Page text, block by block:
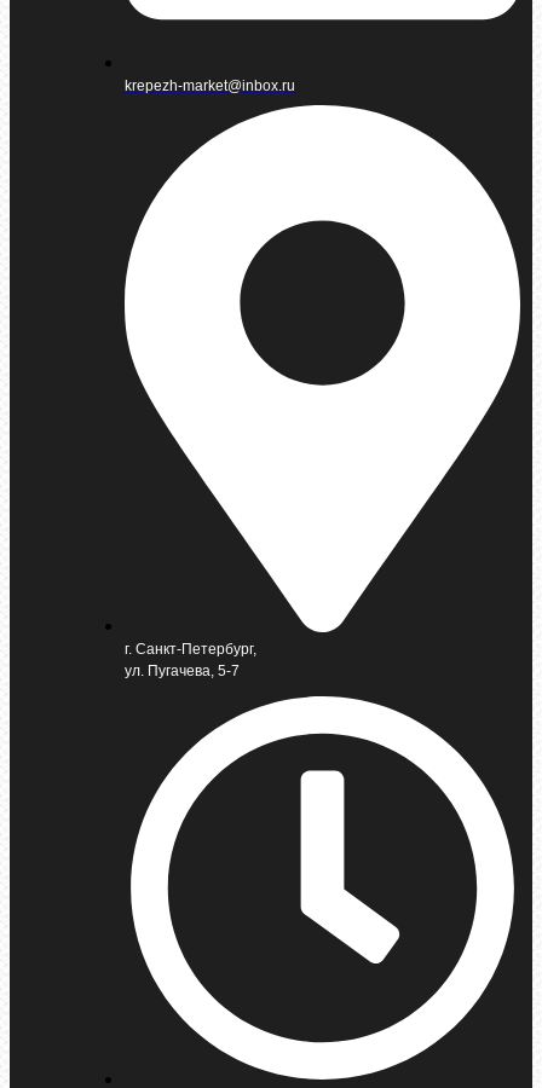
krepezh-market@inbox.ru
г. Санкт-Петербург,
ул. Пугачева, 5-7